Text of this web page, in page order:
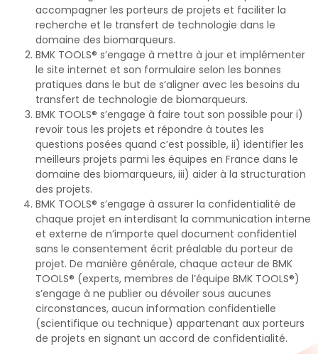
accompagner les porteurs de projets et faciliter la
recherche et le transfert de technologie dans le
domaine des biomarqueurs.
BMK TOOLS® s’engage à mettre à jour et implémenter
le site internet et son formulaire selon les bonnes
pratiques dans le but de s’aligner avec les besoins du
transfert de technologie de biomarqueurs.
BMK TOOLS® s’engage à faire tout son possible pour i)
revoir tous les projets et répondre à toutes les
questions posées quand c’est possible, ii) identifier les
meilleurs projets parmi les équipes en France dans le
domaine des biomarqueurs, iii) aider à la structuration
des projets.
BMK TOOLS® s’engage à assurer la confidentialité de
chaque projet en interdisant la communication interne
et externe de n’importe quel document confidentiel
sans le consentement écrit préalable du porteur de
projet. De manière générale, chaque acteur de BMK
TOOLS® (experts, membres de l’équipe BMK TOOLS®)
s’engage à ne publier ou dévoiler sous aucunes
circonstances, aucun information confidentielle
(scientifique ou technique) appartenant aux porteurs
de projets en signant un accord de confidentialité.